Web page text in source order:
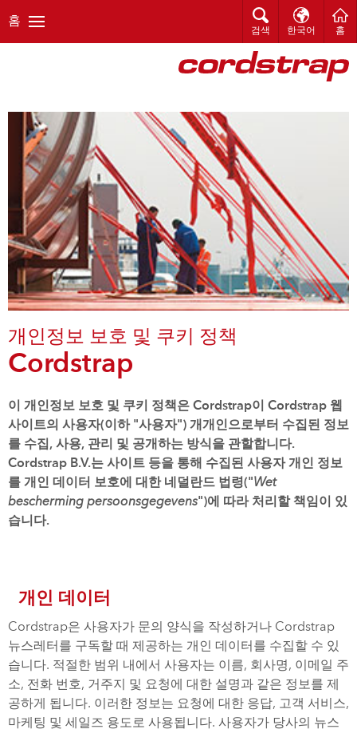
홈
검색 한국어 홈
개인정보 보호 및 쿠키 정책
Cordstrap
이 개인정보 보호 및 쿠키 정책은 Cordstrap이 Cordstrap 웹
사이트의 사용자(이하 "사용자") 개개인으로부터 수집된 정보
를 수집, 사용, 관리 및 공개하는 방식을 관할합니다.
Cordstrap B.V.는 사이트 등을 통해 수집된 사용자 개인 정보
를 개인 데이터 보호에 대한 네덜란드 법령("Wet
bescherming persoonsgegevens")에 따라 처리할 책임이 있
습니다.
개인 데이터
Cordstrap은 사용자가 문의 양식을 작성하거나 Cordstrap
뉴스레터를 구독할 때 제공하는 개인 데이터를 수집할 수 있
습니다. 적절한 범위 내에서 사용자는 이름, 회사명, 이메일 주
소, 전화 번호, 거주지 및 요청에 대한 설명과 같은 정보를 제
공하게 됩니다. 이러한 정보는 요청에 대한 응답, 고객 서비스,
마케팅 및 세일즈 용도로 사용됩니다. 사용자가 당사의 뉴스